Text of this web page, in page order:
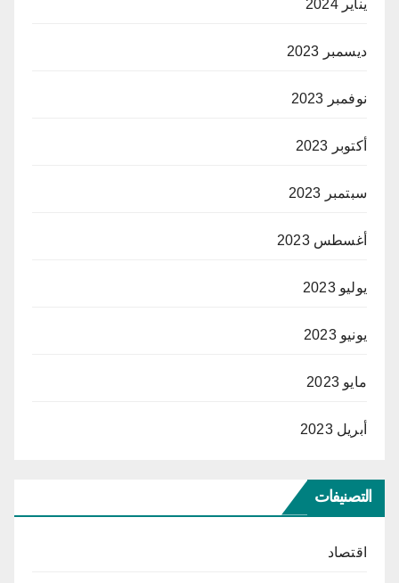
يناير 2024
ديسمبر 2023
نوفمبر 2023
أكتوبر 2023
سبتمبر 2023
أغسطس 2023
يوليو 2023
يونيو 2023
مايو 2023
أبريل 2023
التصنيفات
اقتصاد